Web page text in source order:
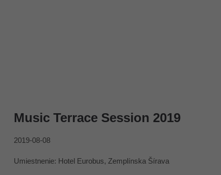
Music Terrace Session 2019
2019-08-08
Umiestnenie: Hotel Eurobus, Zemplínska Šírava